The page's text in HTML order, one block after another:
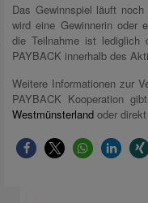
Das Gewinnspiel läuft
wird eine Gewinnerin oder
die Teilnahme ist lediglich
PAYBACK innerhalb des
Weitere Informationen zur
PAYBACK Kooperation
Westmünsterland oder